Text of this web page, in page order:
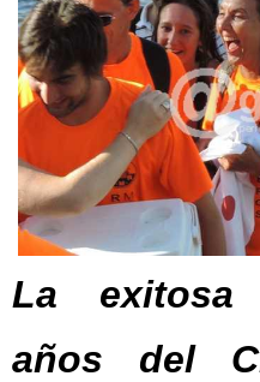
La exitosa
años del